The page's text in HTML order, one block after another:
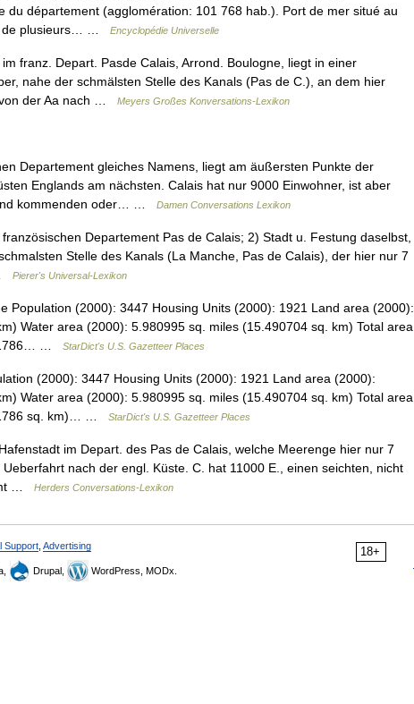
du département (agglomération: 101 768 hab.). Port de mer situé au
de plusieurs… …
Encyclopédie Universelle
franz. Depart. Pasde Calais, Arrond. Boulogne, liegt in einer
nahe der schmälsten Stelle des Kanals (Pas de C.), an dem hier
der Aa nach …
Meyers Großes Konversations-Lexikon
Departement gleiches Namens, liegt am äußersten Punkte der
Englands am nächsten. Calais hat nur 9000 Einwohner, ist aber
kommenden oder… …
Damen Conversations Lexikon
Departement Pas de Calais; 2) Stadt u. Festung daselbst,
Stelle des Kanals (La Manche, Pas de Calais), der hier nur 7
Pierer's Universal-Lexikon
Population (2000): 3447 Housing Units (2000): 1921 Land area (2000):
Water area (2000): 5.980995 sq. miles (15.490704 sq. km) Total area
…
StarDict's U.S. Gazetteer Places
(2000): 3447 Housing Units (2000): 1921 Land area (2000):
Water area (2000): 5.980995 sq. miles (15.490704 sq. km) Total area
sq. km)… …
StarDict's U.S. Gazetteer Places
im Depart. des Pas de Calais, welche Meerenge hier nur 7
nach der engl. Küste. C. hat 11000 E., einen seichten, nicht
…
Herders Conversations-Lexikon
18+
Support Advertising
Drupal, WordPress, MODx.